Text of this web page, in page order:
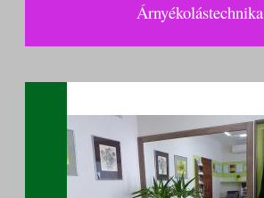
Árnyékolástechnika